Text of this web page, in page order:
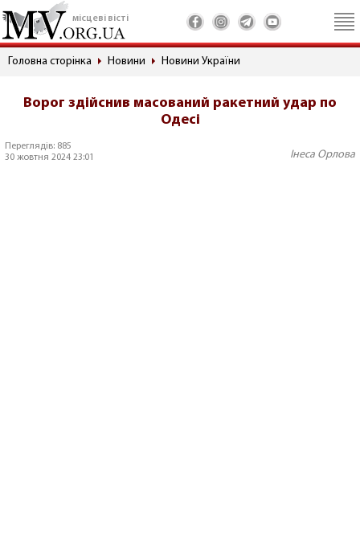
місцеві вісті
Головна сторінка Новини Новини України
Ворог здійснив масований ракетний удар по
Одесі
Переглядів: 885
30 жовтня 2024 23:01
Інеса Орлова